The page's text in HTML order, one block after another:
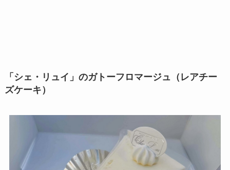
「シェ・リュイ」のガトーフロマージュ（レアチー
ズケーキ）